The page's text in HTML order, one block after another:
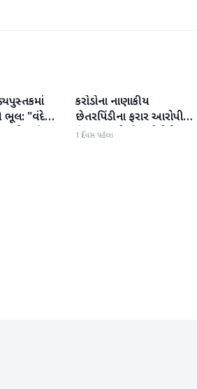
ભૂલ: "વંદે
અને
રાષ્ટ્રીય
કરોડોના નાણાકીય
છેતરપિંડીના ફરાર આરોપી
વિશાખા રાઠોડને યુએઈથી
1 દિવસ પહેલા